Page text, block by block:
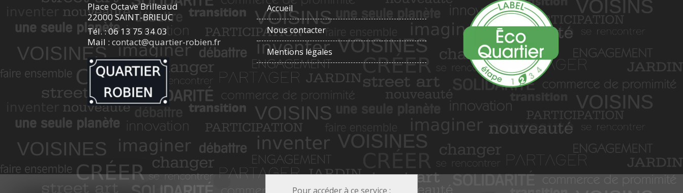
Place Octave Brilleaud
22000 SAINT-BRIEUC
Tél. : 06 13 75 34 03
Mail : contact@quartier-robien.fr
Accueil
Nous contacter
Mentions légales
Pour accéder à ce service :